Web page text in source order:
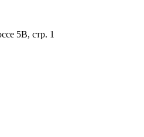
5В, стр. 1